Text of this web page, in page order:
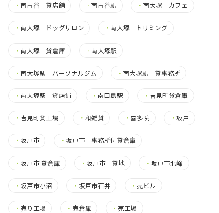
・ 南古谷 貸店舗 ・南古谷駅 ・南大塚 カフェ
・ 南大塚 ドッグサロン ・南大塚 トリミング
・ 南大塚 貸倉庫 ・南大塚駅
・ 南大塚駅 パーソナルジム ・南大塚駅 貸事務所
・ 南大塚駅 貸店舗 ・南田島駅 ・ 吉見町貸倉庫
・ 吉見町貸工場 ・和雑貨 ・喜多院 ・ 坂戸
・ 坂戸市 ・坂戸市 事務所付貸倉庫
・ 坂戸市 貸倉庫 ・坂戸市 貸地 ・坂戸市北峰
・ 坂戸市小沼 ・坂戸市石井 ・ 売ビル
・ 売り工場 ・ 売倉庫 ・ 売工場